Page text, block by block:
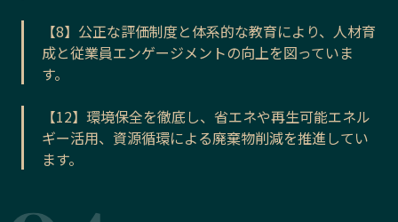
【8】公正な評価制度と体系的な教育により、人材育
成と従業員エンゲージメントの向上を図っていま
す。
【12】環境保全を徹底し、省エネや再生可能エネル
ギー活用、資源循環による廃棄物削減を推進してい
ます。